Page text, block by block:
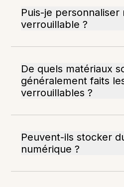
Puis-je
verrouillable ?
De quels matériaux
généralement faits
verrouillables ?
Peuvent-ils stocker
numérique ?